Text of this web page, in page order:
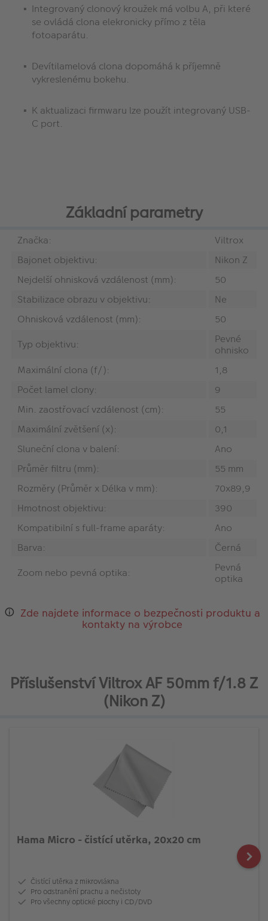
Integrovaný clonový kroužek má volbu A, při které
se ovládá clona elekronicky přímo z těla
fotoaparátu.
Devítilamelová clona dopomáhá k příjemně
vykreslenému bokehu.
K aktualizaci firmwaru lze použít integrovaný USB-
C port.
Základní parametry
Značka:
Viltrox
Bajonet objektivu:
Nikon Z
Nejdelší ohnisková vzdálenost (mm):
50
Stabilizace obrazu v objektivu:
Ne
Ohnisková vzdálenost (mm):
50
Typ objektivu:
Pevné
ohnisko
Maximální clona (f/):
1,8
Počet lamel clony:
9
Min. zaostřovací vzdálenost (cm):
55
Maximální zvětšení (x):
0,1
Sluneční clona v balení:
Ano
Průměr filtru (mm):
55 mm
Rozměry (Průměr x Délka v mm):
70x89,9
Hmotnost objektivu:
390
Kompatibilní s full-frame aparáty:
Ano
Barva:
Černá
Zoom nebo pevná optika:
Pevná
optika
Zde najdete informace o bezpečnosti produktu a
kontakty na výrobce
Příslušenství Viltrox AF 50mm f/1.8 Z
(Nikon Z)
Hama Micro - čistící utěrka, 20x20 cm
Čistící utěrka z mikrovlákna
Pro odstranění prachu a nečistoty
Pro všechny optické plochy i CD/DVD